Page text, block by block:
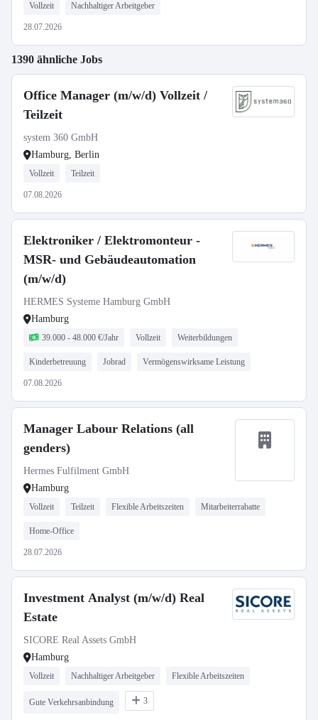
Vollzeit Nachhaltiger Arbeitgeber
28.07.2026
1390 ähnliche Jobs
Office Manager (m/w/d) Vollzeit /
Teilzeit
system 360 GmbH
Hamburg, Berlin
Vollzeit Teilzeit
07.08.2026
Elektroniker / Elektromonteur -
MSR- und Gebäudeautomation
(m/w/d)
HERMES Systeme Hamburg GmbH
Hamburg
39.000 - 48.000 €/Jahr Vollzeit Weiterbildungen
Kinderbetreuung Jobrad Vermögenswirksame Leistung
07.08.2026
Manager Labour Relations (all
genders)
Hermes Fulfilment GmbH
Hamburg
Vollzeit Teilzeit Flexible Arbeitszeiten Mitarbeiterrabatte
Home-Office
28.07.2026
Investment Analyst (m/w/d) Real
Estate
SICORE Real Assets GmbH
Hamburg
Vollzeit Nachhaltiger Arbeitgeber Flexible Arbeitszeiten
Gute Verkehrsanbindung 3